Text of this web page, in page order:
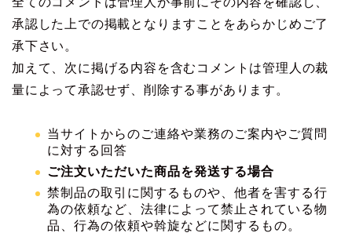
承認した上での掲載となりますことをあらかじめご了
承下さい。
加えて、次に掲げる内容を含むコメントは管理人の裁
量によって承認せず、削除する事があります。
当サイトからのご連絡や業務のご案内やご質問
に対する回答
ご注文いただいた商品を発送する場合
禁制品の取引に関するものや、他者を害する行
為の依頼など、法律によって禁止されている物
品、行為の依頼や斡旋などに関するもの。